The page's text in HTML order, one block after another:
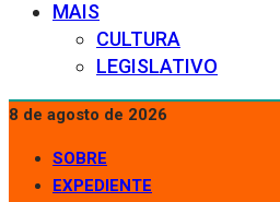
MAIS
CULTURA
LEGISLATIVO
8 de agosto de 2026
SOBRE
EXPEDIENTE